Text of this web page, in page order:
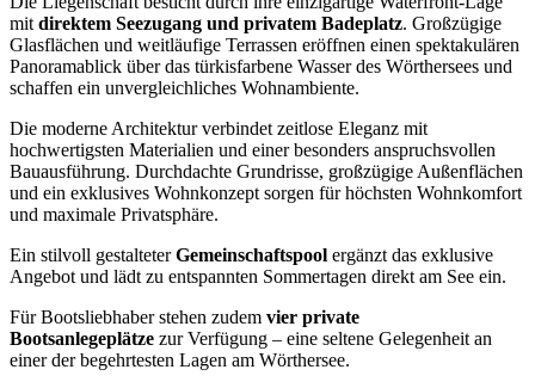
mit direktem Seezugang und privatem Badeplatz. Großzügige
Glasflächen und weitläufige Terrassen eröffnen einen spektakulären
Panoramablick über das türkisfarbene Wasser des Wörthersees und
schaffen ein unvergleichliches Wohnambiente.
Die moderne Architektur verbindet zeitlose Eleganz mit
hochwertigsten Materialien und einer besonders anspruchsvollen
Bauausführung. Durchdachte Grundrisse, großzügige Außenflächen
und ein exklusives Wohnkonzept sorgen für höchsten Wohnkomfort
und maximale Privatsphäre.
Ein stilvoll gestalteterGemeinschaftspool ergänzt das exklusive
Angebot und lädt zu entspannten Sommertagen direkt am See ein.
Für Bootsliebhaber stehen zudem vier private
Bootsanlegeplätze zur Verfügung – eine seltene Gelegenheit an
einer der begehrtesten Lagen am Wörthersee.